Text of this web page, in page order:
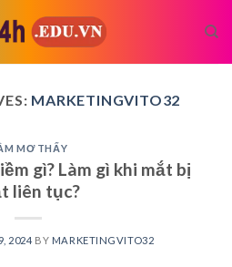
MARKETINGVITO32
MƠ THẤY
gì? Làm gì khi mắt bị
liên tục?
2024 BY MARKETINGVITO32